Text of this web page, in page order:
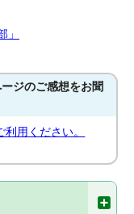
ジのご感想をお聞
用ください。